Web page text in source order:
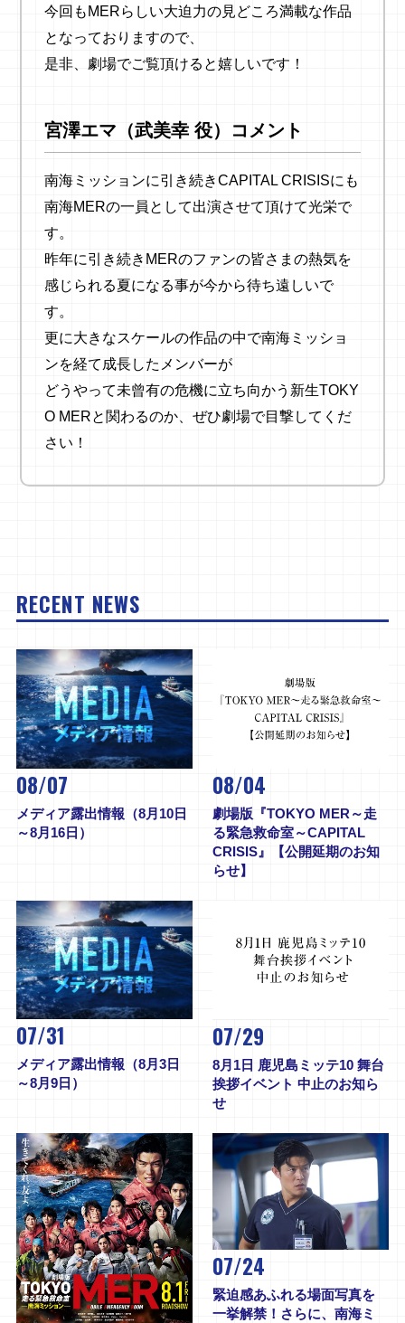
今回もMERらしい大迫力の見どころ満載な作品
となっておりますので、
是非、劇場でご覧頂けると嬉しいです！
宮澤エマ（武美幸 役）コメント
南海ミッションに引き続きCAPITAL CRISISにも
南海MERの一員として出演させて頂けて光栄で
す。
昨年に引き続きMERのファンの皆さまの熱気を
感じられる夏になる事が今から待ち遠しいで
す。
更に大きなスケールの作品の中で南海ミッショ
ンを経て成長したメンバーが
どうやって未曾有の危機に立ち向かう新生TOKY
O MERと関わるのか、ぜひ劇場で目撃してくだ
さい！
RECENT NEWS
08/07
メディア露出情報（8月10日
～8月16日）
08/04
劇場版『TOKYO MER～走
る緊急救命室～CAPITAL
CRISIS』【公開延期のお知
らせ】
07/31
メディア露出情報（8月3日
～8月9日）
07/29
8月1日 鹿児島ミッテ10 舞台
挨拶イベント 中止のお知ら
せ
07/24
緊迫感あふれる場面写真を
一挙解禁！さらに、南海ミ